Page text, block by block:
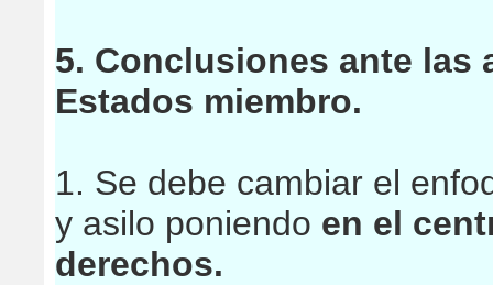
5. Conclusiones ante las
Estados miembro.
1. Se debe cambiar el
y asilo poniendo en el
derechos.